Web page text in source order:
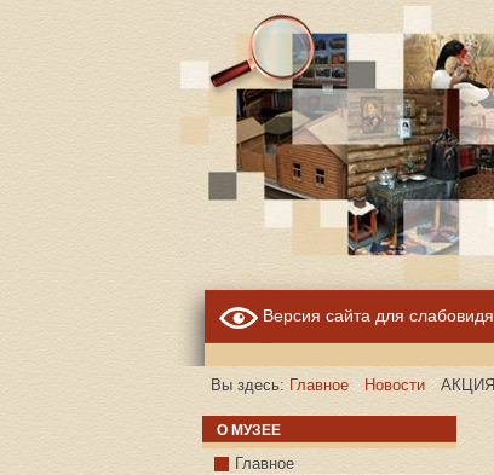
Версия сайта для
Вы здесь: Главное Новости
О МУЗЕЕ
Главное